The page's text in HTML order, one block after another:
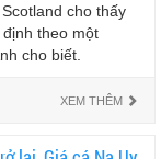
cho thấy
theo một
cho biết.
XEM THÊM